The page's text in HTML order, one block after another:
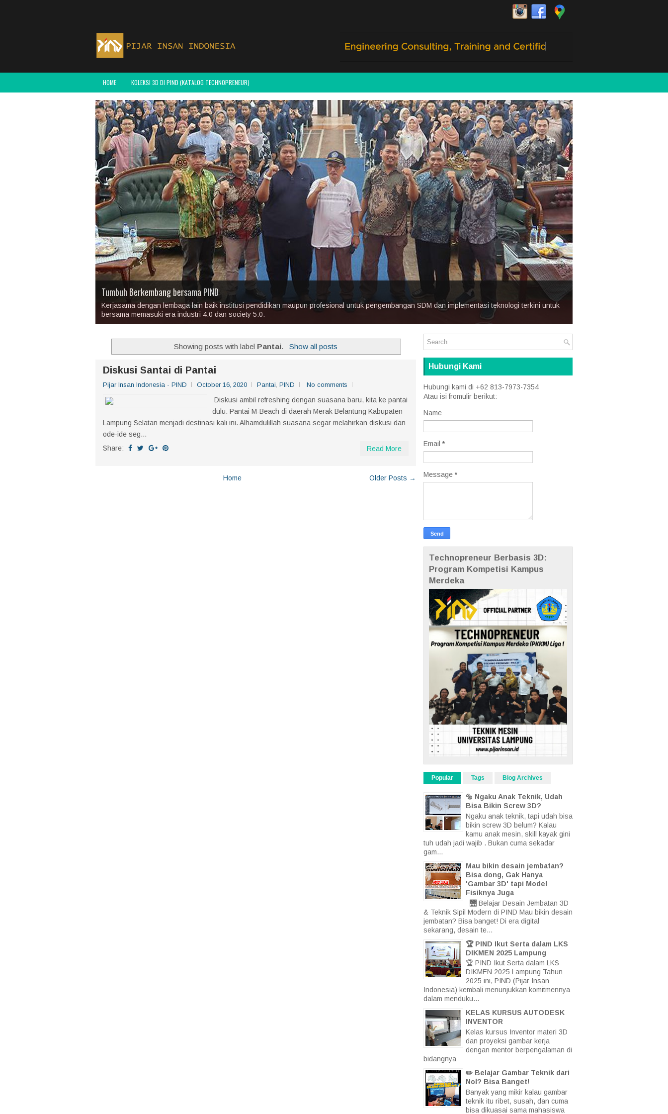
HOME KOLEKSI 3D DI PIND (KATALOG TECHNOPRENEUR)
PIND Tempat Kursus Terbaik Bidang Engineering
Tumbuh Berkembang bersama PIND
Kerjasama dengan lembaga lain baik institusi pendidikan maupun profesional untuk pengembangan SDM dan implementasi teknologi terkini untuk
bersama memasuki era industri 4.0 dan society 5.0.
Up-Skilling dan Re-Skilling Bersama BBPPMPV BMTI Bandung
This is default featured slide 4 title
This is default featured slide 5 title
Showing posts with label Pantai. Show all posts
Diskusi Santai di Pantai
Pijar Insan Indonesia - PIND October 16, 2020 Pantai, PIND No comments
Diskusi ambil refreshing dengan suasana baru, kita ke pantai
dulu. Pantai M-Beach di daerah Merak Belantung Kabupaten
Lampung Selatan menjadi destinasi kali ini. Alhamdulillah suasana segar melahirkan diskusi dan
ode-ide seg...
Share:
Read More
Older Posts →
Home
Hubungi Kami
Hubungi kami di +62 813-7973-7354
Atau isi fromulir berikut:
Name
Email *
Message *
Technopreneur Berbasis 3D:
Program Kompetisi Kampus
Merdeka
Popular Tags Blog Archives
🔩 Ngaku Anak Teknik, Udah
Bisa Bikin Screw 3D?
Ngaku anak teknik, tapi udah bisa
bikin screw 3D belum? Kalau
kamu anak mesin, skill kayak gini
tuh udah jadi wajib . Bukan cuma sekadar
gam...
Mau bikin desain jembatan?
Bisa dong, Gak Hanya
'Gambar 3D' tapi Model
Fisiknya Juga
🌉 Belajar Desain Jembatan 3D
& Teknik Sipil Modern di PIND Mau bikin desain
jembatan? Bisa banget! Di era digital
sekarang, desain te...
🏆 PIND Ikut Serta dalam LKS
DIKMEN 2025 Lampung
🏆 PIND Ikut Serta dalam LKS
DIKMEN 2025 Lampung Tahun
2025 ini, PIND (Pijar Insan
Indonesia) kembali menunjukkan komitmennya
dalam menduku...
KELAS KURSUS AUTODESK
INVENTOR
Kelas kursus Inventor materi 3D
dan proyeksi gambar kerja
dengan mentor berpengalaman di
bidangnya
✏️ Belajar Gambar Teknik dari
Nol? Bisa Banget!
Banyak yang mikir kalau gambar
teknik itu ribet, susah, dan cuma
bisa dikuasai sama mahasiswa